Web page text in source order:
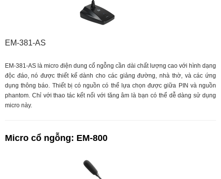
EM-381-AS
EM-381-AS là micro điện dung cổ ngỗng cần dài chất lượng cao với hình dạng
độc đáo, nó được thiết kế dành cho các giảng đường, nhà thờ, và các ứng
dụng thông báo. Thiết bị có nguồn có thể lựa chọn được giữa PIN và nguồn
phantom. Chỉ với thao tác kết nối với tăng âm là bạn có thể dễ dàng sử dụng
micro này.
Micro cổ ngỗng: EM-800